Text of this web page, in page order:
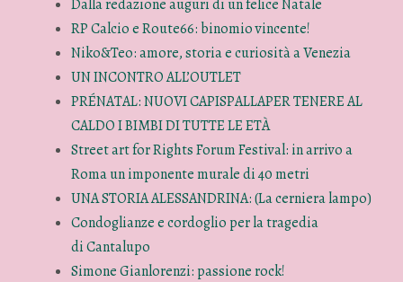
Dalla redazione auguri di un felice Natale
RP Calcio e Route66: binomio vincente!
Niko&Teo: amore, storia e curiosità a Venezia
UN INCONTRO ALL’OUTLET
PRÉNATAL: NUOVI CAPISPALLAPER TENERE AL
CALDO I BIMBI DI TUTTE LE ETÀ
Street art for Rights Forum Festival: in arrivo a
Roma un imponente murale di 40 metri
UNA STORIA ALESSANDRINA: (La cerniera lampo)
Condoglianze e cordoglio per la tragedia
di Cantalupo
Simone Gianlorenzi: passione rock!